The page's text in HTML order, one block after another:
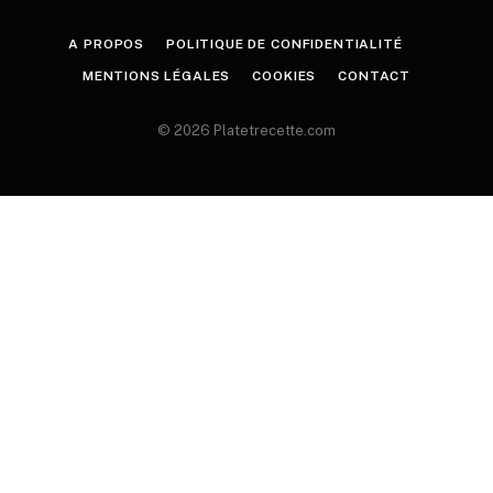
A PROPOS POLITIQUE DE CONFIDENTIALITÉ
MENTIONS LÉGALES COOKIES CONTACT
© 2026 Platetrecette.com